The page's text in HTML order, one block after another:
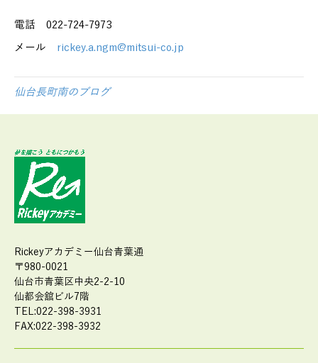
電話 022-724-7973
メール rickey.a.ngm@mitsui-co.jp
仙台長町南のブログ
Rickeyアカデミー仙台青葉通
〒980-0021
仙台市青葉区中央2-2-10
仙都会舘ビル7階
TEL:022-398-3931
FAX:022-398-3932